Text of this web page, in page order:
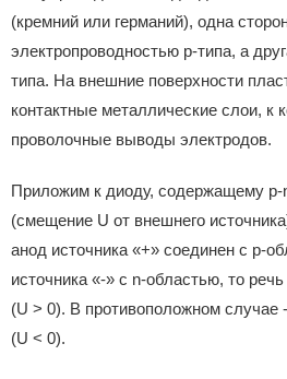
(кремний или германий), одна
электропроводностью р-типа, а
типа. На внешние поверхности
контактные металлические слои, к
проволочные выводы электродов.
Приложим к диоду, содержащему p-
(смещение U от внешнего
анод источника «+» соединен с p-
источника «-» с n-областью, то
(U > 0). В противоположном случае
(U < 0).